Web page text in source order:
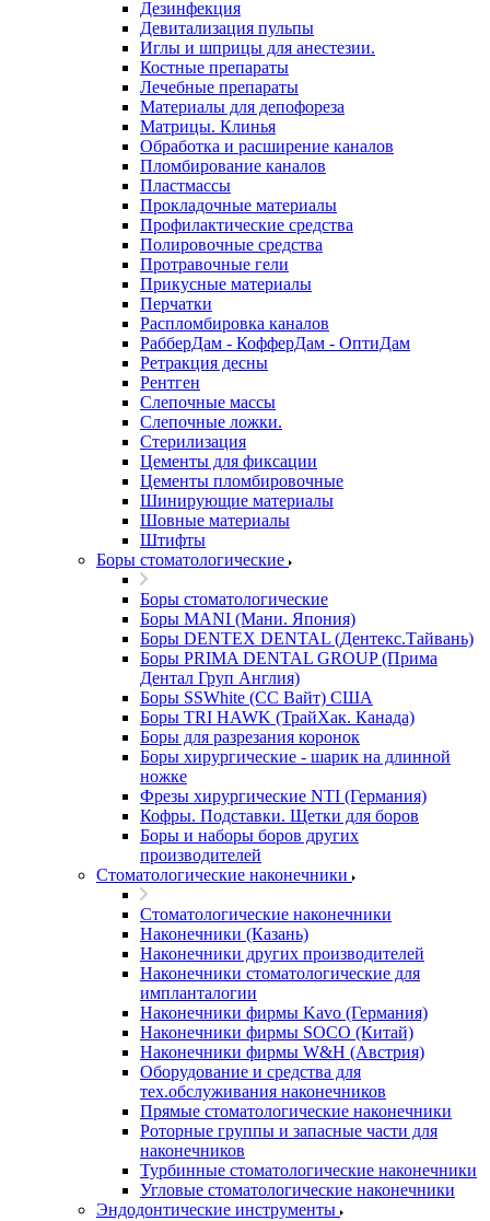
Дезинфекция
Девитализация пульпы
Иглы и шприцы для анестезии.
Костные препараты
Лечебные препараты
Материалы для депофореза
Матрицы. Клинья
Обработка и расширение каналов
Пломбирование каналов
Пластмассы
Прокладочные материалы
Профилактические средства
Полировочные средства
Протравочные гели
Прикусные материалы
Перчатки
Распломбировка каналов
РабберДам - КофферДам - ОптиДам
Ретракция десны
Рентген
Слепочные массы
Слепочные ложки.
Стерилизация
Цементы для фиксации
Цементы пломбировочные
Шинирующие материалы
Шовные материалы
Штифты
Боры стоматологические
Боры стоматологические
Боры MANI (Мани. Япония)
Боры DENTEX DENTAL (Дентекс.Тайвань)
Боры PRIMA DENTAL GROUP (Прима
Дентал Груп Англия)
Боры SSWhite (СС Вайт) США
Боры TRI HAWK (ТрайХак. Канада)
Боры для разрезания коронок
Боры хирургические - шарик на длинной
ножке
Фрезы хирургические NTI (Германия)
Кофры. Подставки. Щетки для боров
Боры и наборы боров других
производителей
Стоматологические наконечники
Стоматологические наконечники
Наконечники (Казань)
Наконечники других производителей
Наконечники стоматологические для
импланталогии
Наконечники фирмы Kavo (Германия)
Наконечники фирмы SOCO (Китай)
Наконечники фирмы W&H (Австрия)
Оборудование и средства для
тех.обслуживания наконечников
Прямые стоматологические наконечники
Роторные группы и запасные части для
наконечников
Турбинные стоматологические наконечники
Угловые стоматологические наконечники
Эндодонтические инструменты